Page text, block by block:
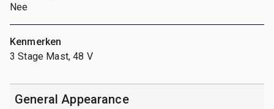
Nee
Kenmerken
3 Stage Mast, 48 V
General Appearance